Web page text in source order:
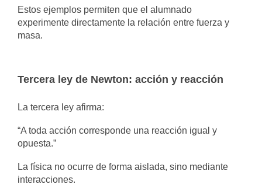
Estos ejemplos permiten que el alumnado
experimente directamente la relación entre fuerza y
masa.
Tercera ley de Newton: acción y reacción
La tercera ley afirma:
“A toda acción corresponde una reacción igual y
opuesta.”
La física no ocurre de forma aislada, sino mediante
interacciones.